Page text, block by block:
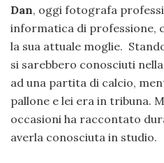
Dan, oggi fotografa
informatica di professione,
la sua attuale moglie.
si sarebbero conosciuti
ad una partita di calcio,
pallone e lei era in tribuna.
occasioni ha raccontato
averla conosciuta in studio.